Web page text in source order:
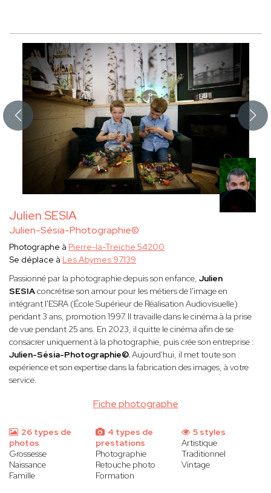
Julien SESIA
Julien-Sésia-Photographie©
Fiche photographe
Photographe à Pierre-la-Treiche 54200
Se déplace à Les Abymes 97139
Passionné par la photographie depuis son enfance, Julien
SESIAconcrétise son amour pour les métiers de l'image en
intégrant l'ESRA (École Supérieur de Réalisation Audiovisuelle)
pendant 3 ans, promotion 1997. Il travaille dans le cinéma à la prise
de vue pendant 25 ans. En 2023, il quitte le cinéma afin de se
consacrer uniquement à la photographie, puis crée son entreprise :
Julien-Sésia-Photographie©.Aujourd'hui, il met toute son
expérience et son expertise dans la fabrication des images, à votre
service.
26 types de
photos
Grossesse
Naissance
Famille
4 types de
prestations
Photographie
Retouche photo
Formation
5 styles
Artistique
Traditionnel
Vintage